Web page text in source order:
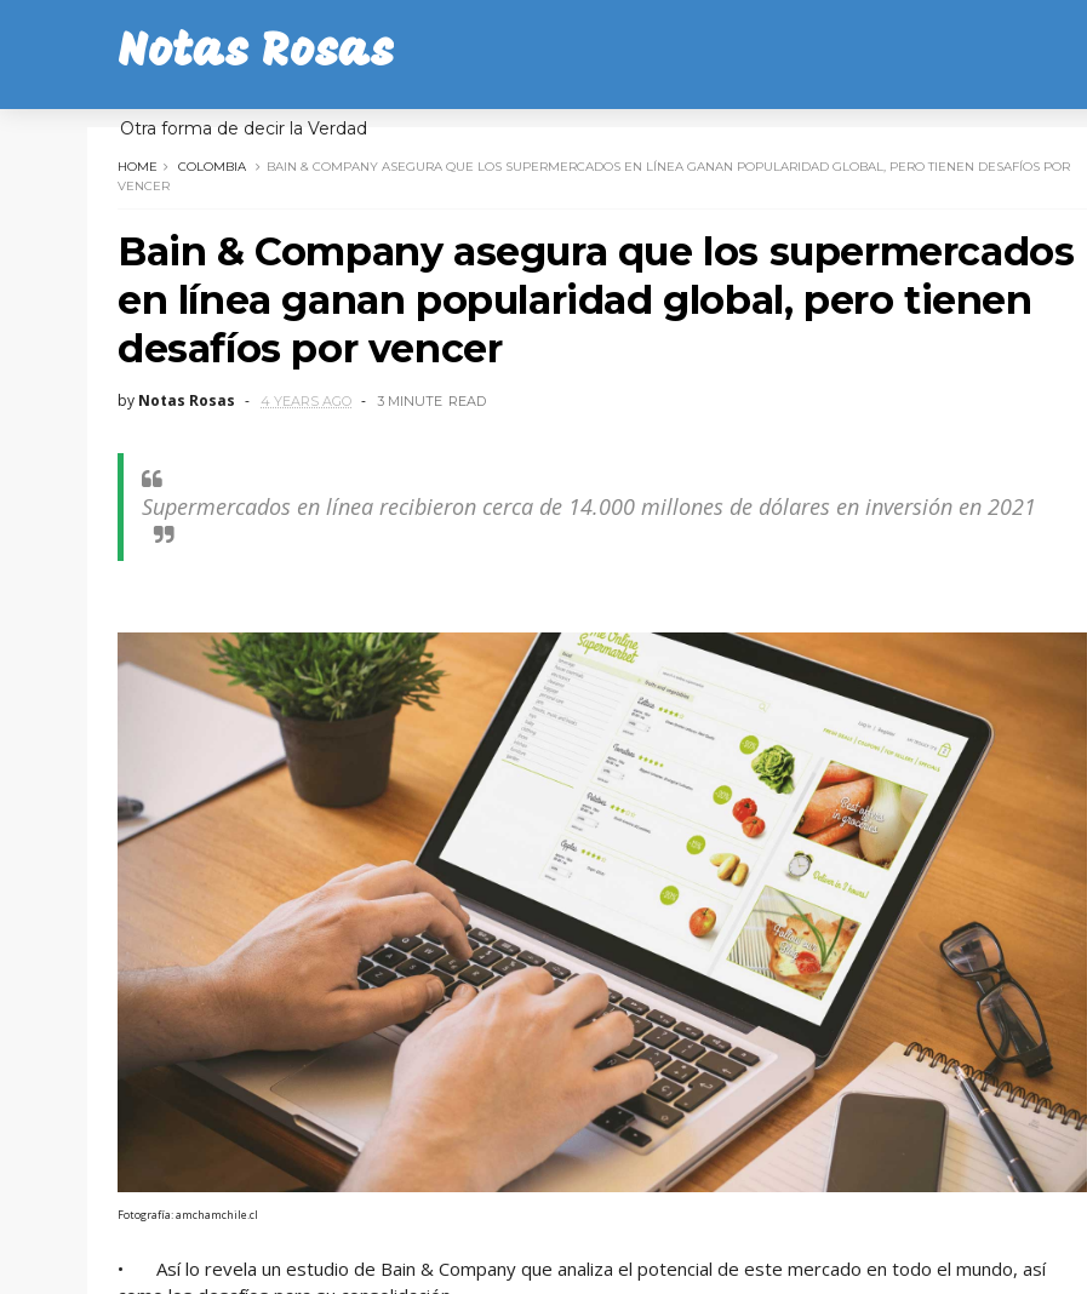
Notas Rosas
Otra forma de decir la Verdad
HOME COLOMBIA
BAIN & COMPANY ASEGURA QUE LOS SUPERMERCADOS EN LÍNEA GANAN POPULARIDAD GLOBAL, PERO TIENEN DESAFÍOS POR
VENCER
Bain & Company asegura que los supermercados
en línea ganan popularidad global, pero tienen
desafíos por vencer
by Notas Rosas 4 YEARS AGO 3 MINUTE READ
Supermercados en línea recibieron cerca de 14.000 millones de dólares en inversión en 2021
Fotografía: amchamchile.cl
•
Así lo revela un estudio de Bain & Company que analiza el potencial de este mercado en todo el mundo, así